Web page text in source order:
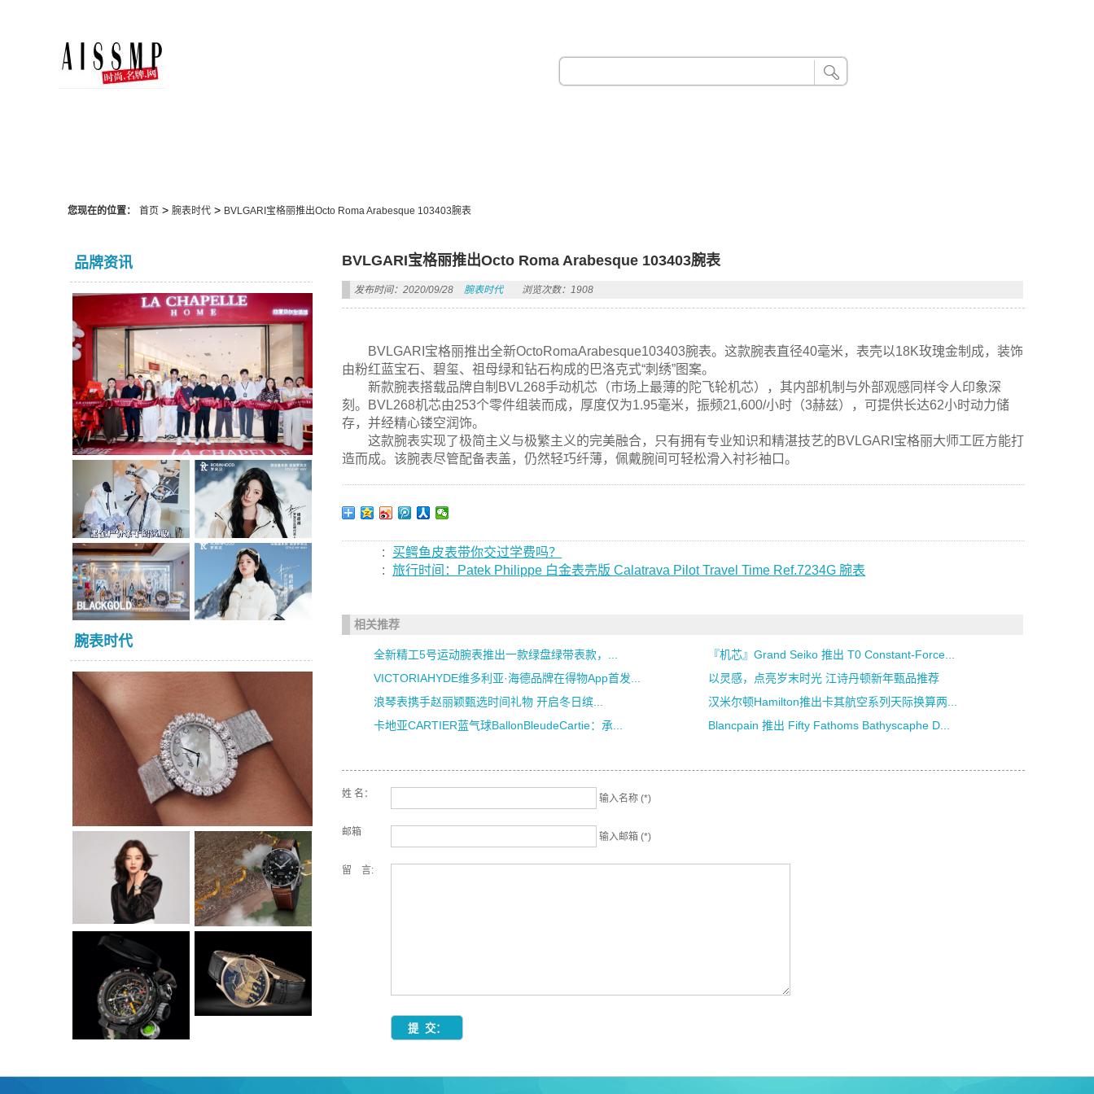
您现在的位置： 首页> 腕表时代> BVLGARI宝格丽推出Octo Roma Arabesque 103403腕表
品牌资讯
腕表时代
BVLGARI宝格丽推出Octo Roma Arabesque 103403腕表
发布时间：2020/09/28 腕表时代 浏览次数：1908
BVLGARI宝格丽推出全新OctoRomaArabesque103403腕表。这款腕表直径40毫米，表壳以18K玫瑰金制成，装饰
由粉红蓝宝石、碧玺、祖母绿和钻石构成的巴洛克式“刺绣”图案。
新款腕表搭载品牌自制BVL268手动机芯（市场上最薄的陀飞轮机芯），其内部机制与外部观感同样令人印象深
刻。BVL268机芯由253个零件组装而成，厚度仅为1.95毫米，振频21,600/小时（3赫兹），可提供长达62小时动力储
存，并经精心镂空润饰。
这款腕表实现了极简主义与极繁主义的完美融合，只有拥有专业知识和精湛技艺的BVLGARI宝格丽大师工匠方能打
造而成。该腕表尽管配备表盖，仍然轻巧纤薄，佩戴腕间可轻松滑入衬衫袖口。
:
买鳄鱼皮表带你交过学费吗？
:
旅行时间：Patek Philippe 白金表壳版 Calatrava Pilot Travel Time Ref.7234G 腕表
相关推荐
全新精工5号运动腕表推出一款绿盘绿带表款，...
『机芯』Grand Seiko 推出 T0 Constant-Force...
VICTORIAHYDE维多利亚·海德品牌在得物App首发...
以灵感，点亮岁末时光 江诗丹顿新年甄品推荐
浪琴表携手赵丽颖甄选时间礼物 开启冬日缤...
汉米尔顿Hamilton推出卡其航空系列天际换算两...
卡地亚CARTIER蓝气球BallonBleudeCartie：承...
Blancpain 推出 Fifty Fathoms Bathyscaphe D...
姓 名： 输入名称 (*)
邮箱 输入邮箱 (*)
留 言: